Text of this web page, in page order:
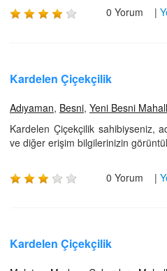
0 Yorum |
Kardelen Çiçekçilik
Adıyaman, Besni, Yeni Besni
Kardelen Çiçekçilik sahibiyseniz,
ve diğer erişim bilgilerinizin
0 Yorum |
Kardelen Çiçekçilik